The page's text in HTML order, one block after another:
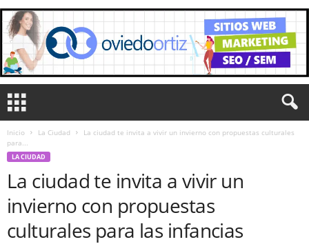
Inicio La Ciudad
La ciudad te invita a vivir un invierno con propuestas culturales
para...
LA CIUDAD
La ciudad te invita a vivir un
invierno con propuestas
culturales para las infancias